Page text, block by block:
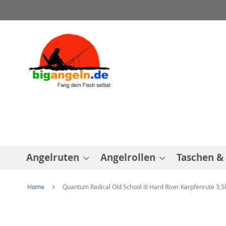
zum
Angelruten Angelrollen Taschen &
Home Quantum Radical Old School III Hard River Karpfenrute